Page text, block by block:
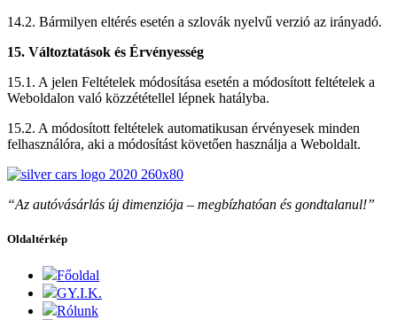
14.2. Bármilyen eltérés esetén a szlovák nyelvű verzió az irányadó.
15. Változtatások és Érvényesség
15.1. A jelen Feltételek módosítása esetén a módosított feltételek a
Weboldalon való közzététellel lépnek hatályba.
15.2. A módosított feltételek automatikusan érvényesek minden
felhasználóra, aki a módosítást követően használja a Weboldalt.
“Az autóvásárlás új dimenziója – megbízhatóan és gondtalanul!”
Oldaltérkép
Főoldal
GY.I.K.
Rólunk